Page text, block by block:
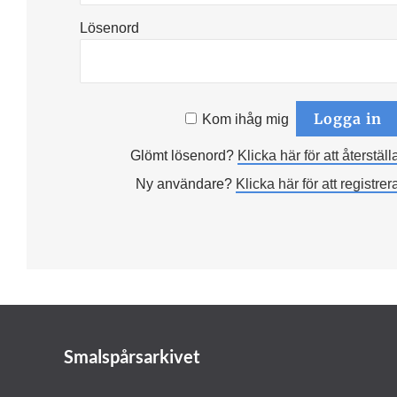
Lösenord
Kom ihåg mig
Glömt lösenord? Klicka här för att
Ny användare? Klicka här för att
Smalspårsarkivet